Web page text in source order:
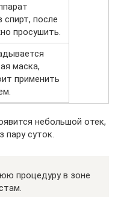
после
просушить.
маска,
применить
небольшой отек,
пару суток.
процедуру в зоне